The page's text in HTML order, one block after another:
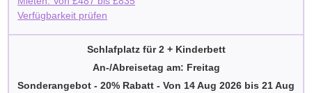
Verfügbarkeit prüfen
Schlafplatz für 2 + Kinderbett
An-/Abreisetag am: Freitag
Sonderangebot - 20% Rabatt - Von 14 Aug 2026 bis 21 Aug